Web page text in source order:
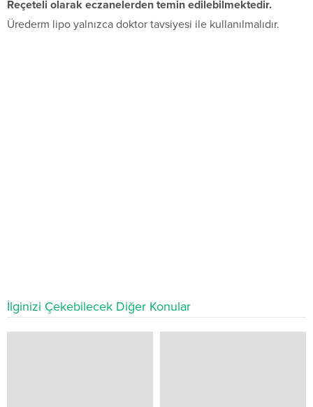
Reçeteli olarak eczanelerden temin edilebilmektedir.
Ürederm lipo yalnızca doktor tavsiyesi ile kullanılmalıdır.
İlginizi Çekebilecek Diğer Konular